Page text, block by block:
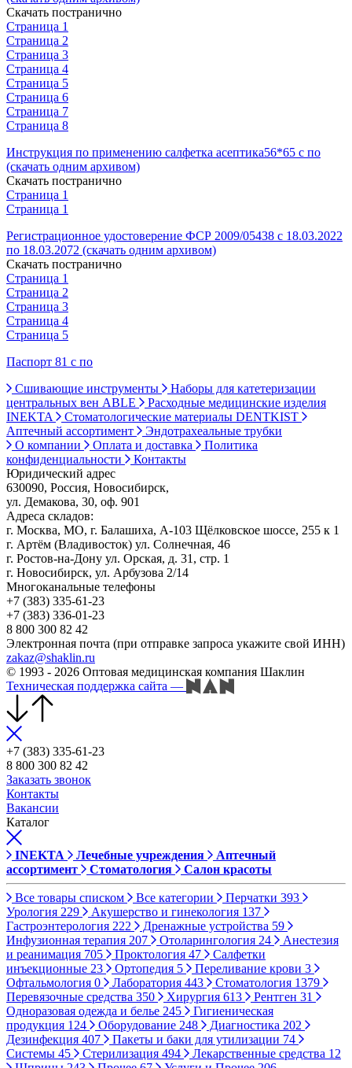
Скачать постранично
Страница 1
Страница 2
Страница 3
Страница 4
Страница 5
Страница 6
Страница 7
Страница 8
Инструкция по применению салфетка асептика56*65 с по
(скачать одним архивом)
Скачать постранично
Страница 1
Страница 1
Регистрационное удостоверение ФСР 2009/05438 с 18.03.2022
по 18.03.2072 (скачать одним архивом)
Скачать постранично
Страница 1
Страница 2
Страница 3
Страница 4
Страница 5
Паспорт 81 с по
Сшивающие инструменты
Наборы для катетеризации
центральных вен ABLE
Расходные медицинские изделия
INEKTA
Стоматологические материалы DENTKIST
Аптечный ассортимент
Эндотрахеальные трубки
О компании
Оплата и доставка
Политика
конфиденциальности
Контакты
Юридический адрес
630090, Россия, Новосибирск,
ул. Демакова, 30, оф. 901
Адреса складов:
г. Москва, МО, г. Балашиха, А-103 Щёлковское шоссе, 255 к 1
г. Артём (Владивосток) ул. Солнечная, 46
г. Ростов-на-Дону ул. Орская, д. 31, стр. 1
г. Новосибирск, ул. Арбузова 2/14
Многоканальные телефоны
+7 (383) 335-61-23
+7 (383) 336-01-23
8 800 300 82 42
Электронная почта (при отправке запроса укажите свой ИНН)
zakaz@shaklin.ru
© 1993 - 2026 Оптовая медицинская компания Шаклин
Техническая поддержка сайта —
+7 (383) 335-61-23
8 800 300 82 42
Заказать звонок
Контакты
Вакансии
Каталог
INEKTA Лечебные учреждения
Аптечный
ассортимент
Стоматология Салон красоты
Все товары списком Все категории Перчатки 393
Урология 229 Акушерство и гинекология 137
Гастроэнтерология 222 Дренажные устройства 59
Инфузионная терапия 207 Отоларингология 24
Анестезия
и реанимация 705 Проктология 47
Салфетки
инъекционные 23 Ортопедия 5 Переливание крови 3
Офтальмология 0 Лаборатория 443 Стоматология 1379
Перевязочные средства 350 Хирургия 613 Рентген 31
Одноразовая одежда и белье 245
Гигиеническая
продукция 124 Оборудование 248 Диагностика 202
Дезинфекция 407 Пакеты и баки для утилизации 74
Системы 45 Стерилизация 494 Лекарственные средства 12